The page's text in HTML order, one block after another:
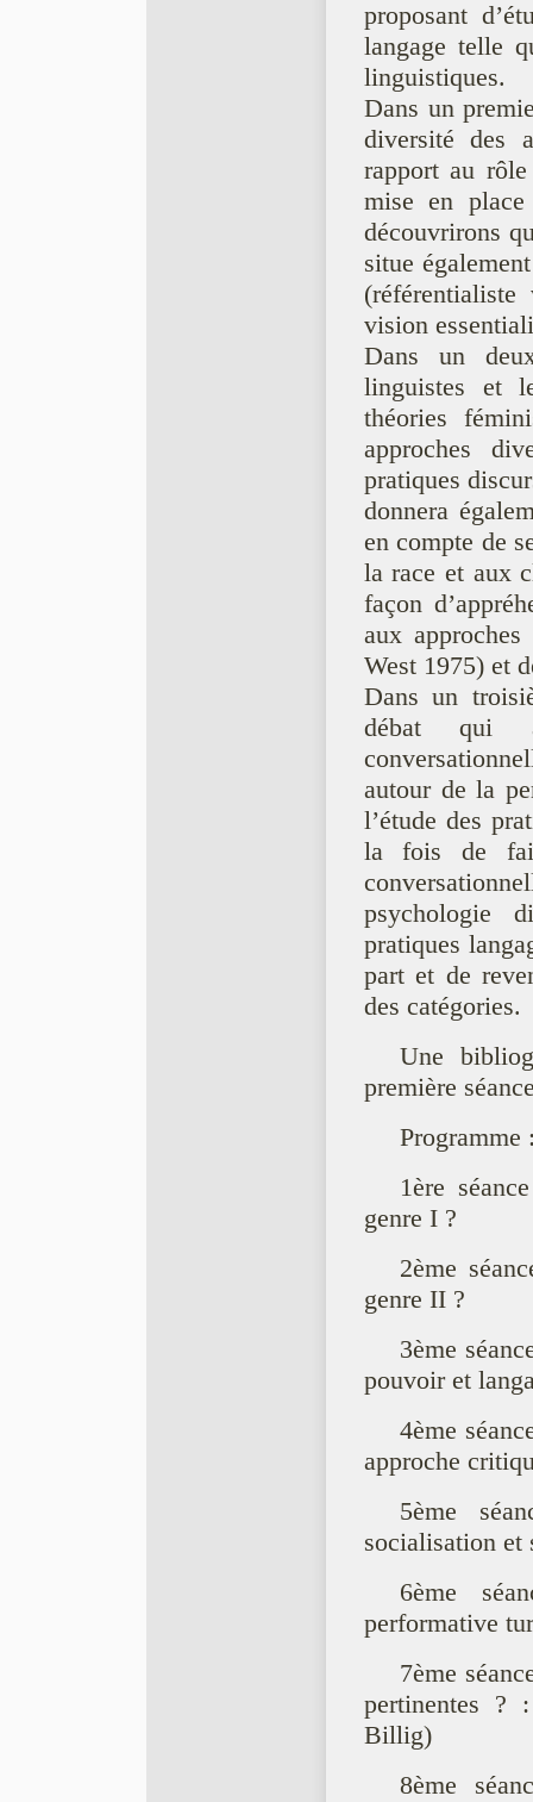
proposant
langage telle
linguistiques.
Dans un
diversité des
rapport au
mise en
découvrirons
situe
vision
Dans un
linguistes et
théories
approches
pratiques
donnera
en compte de
la race et aux
façon
aux
West 1975) et
Dans un
débat qui
autour de la
l’étude des
la fois de
psychologie
pratiques
part et de
des catégories.
Une
première
Programme
1ère
genre I ?
2ème
genre II ?
3ème
pouvoir et
4ème
approche
5ème
socialisation et
6ème
performative
7ème
pertinentes ?
Billig)
8ème